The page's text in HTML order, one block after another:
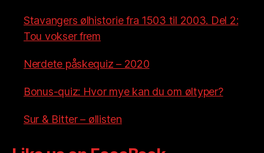
Stavangers ølhistorie fra 1503 til 2003. Del 2:
Tou vokser frem
Nerdete påskequiz – 2020
Bonus-quiz: Hvor mye kan du om øltyper?
Sur & Bitter – øllisten